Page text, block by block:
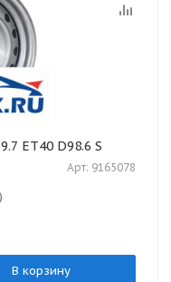
ET40 D98.6 S
Арт: 9165078
В корзину